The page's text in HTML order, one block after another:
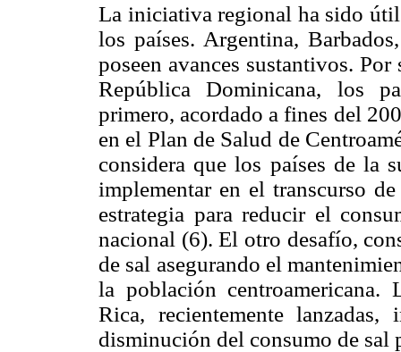
La iniciativa regional ha sido útil
los países. Argentina,
poseen avances sustantivos.
República Dominicana, los
primero, acordado a fines del
en el Plan de Salud de
considera que los países de la
implementar en el transcurso
estrategia para reducir el
nacional (6). El otro desafío,
de sal asegurando el
la población centroamericana.
Rica, recientemente
disminución del consumo de sal